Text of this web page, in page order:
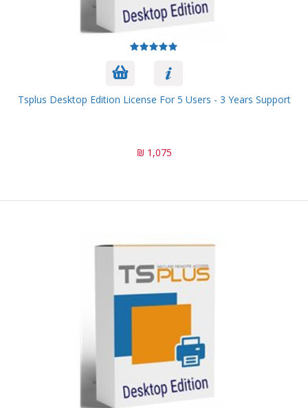
Tsplus Desktop Edition License For 5 Users - 3 Years Support
1,075 ₪